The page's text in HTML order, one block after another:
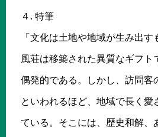
４. 特筆
「文化は土地や地域が生み出
風荘は移築された異質なギフト
偶発的である。しかし、訪問客
といわれるほど、地域で長く愛
ている。そこには、歴史和解、